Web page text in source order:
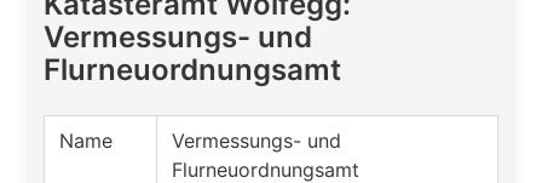
Vermessungs- und
Flurneuordnungsamt
Name
Vermessungs- und
Flurneuordnungsamt